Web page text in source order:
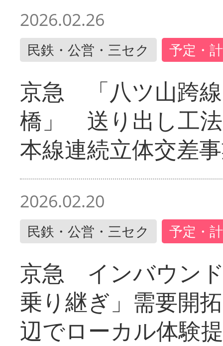
2026.02.26
民鉄・公営・三セク 予定・
京急 「八ツ山跨
橋」 送り出し工
本線連続立体交差
2026.02.20
民鉄・公営・三セク 予定・
京急 インバウン
乗り継ぎ」需要開
辺でローカル体験